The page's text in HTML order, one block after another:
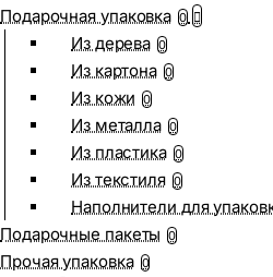
Подарочная упаковка 0
Из дерева 0
Из картона 0
Из кожи 0
Из металла 0
Из пластика 0
Из текстиля 0
Наполнители для
Подарочные пакеты 0
Прочая упаковка 0